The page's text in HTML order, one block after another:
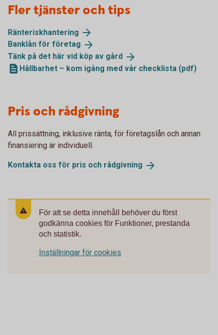
Fler tjänster och tips
Ränteriskhantering
Banklån för företag
Tänk på det här vid köp av gård
Hållbarhet – kom igång med vår checklista (pdf)
Pris och rådgivning
All prissättning, inklusive ränta, för företagslån och annan
finansiering är individuell.
Kontakta oss för pris och rådgivning
För att se detta innehåll behöver du först
godkänna cookies för Funktioner, prestanda
och statistik.
Inställningar för cookies